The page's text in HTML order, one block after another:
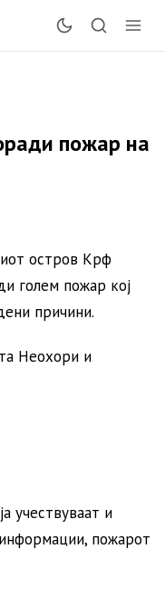
пожар на
остров Крф
голем пожар кој
причини.
Неохори и
учествуваат и
пожарот